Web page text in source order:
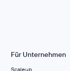
Für Unternehmen
Scaleup